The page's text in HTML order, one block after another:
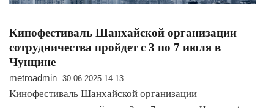
Кинофестиваль Шанхайской организации
сотрудничества пройдет с 3 по 7 июля в
Чунцине
metroadmin 30.06.2025 14:13
Кинофестиваль Шанхайской организации